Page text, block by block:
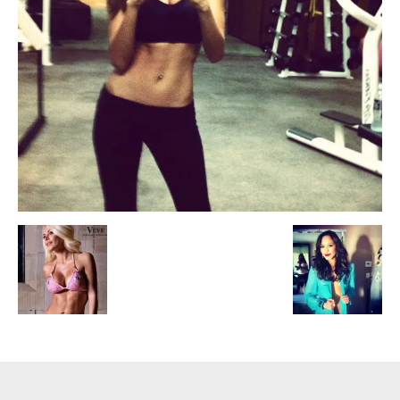
Escandalos,Morbo,